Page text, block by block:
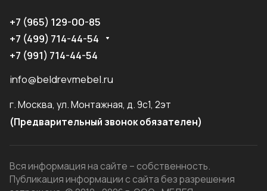
+7 (965) 129-00-85
+7 (499) 714-44-54
+7 (991) 714-44-54
info@beldrevmebel.ru
г. Москва, ул. Монтажная, д. 9с1, 2эт
(Предварительный звонок обязателен)
Вся информация на сайте – собственность.
Публикация информации с сайта без разрешения